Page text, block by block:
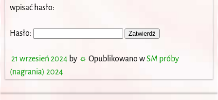
wpisać hasło:
Hasło:
21 wrzesień 2024 by ☼ Opublikowano wSM próby
(nagrania) 2024